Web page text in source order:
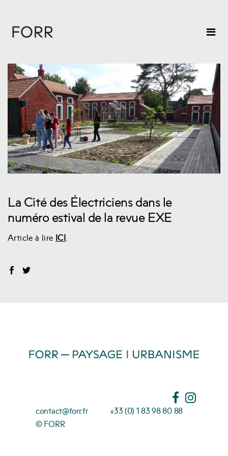
La Cité des Électriciens dans le
numéro estival de la revue EXE
Article à lire ICI
contact@forr.fr
+33 (0) 1 83 98 80 88
© FORR